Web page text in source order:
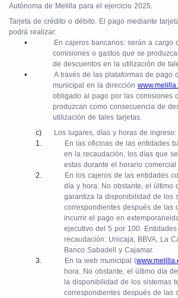
Autónoma de Melilla para el ejercicio 2025.
Tarjeta de crédito o débito. El pago mediante
podrá realizar:
•
En cajeros bancarios: serán a
comisiones o gastos que se
de descuentos en la utilización de
•
A través de las plataformas de pago
municipal en la dirección
obligado al pago por las comisiones
produzcan como consecuencia de
utilización de tales tarjetas.
c)
Los lugares, días y horas de ingreso:
1.
En las oficinas de las entidades
en la recaudación, los días que
estas durante el horario comercial
2.
En los cajeros de las entidades
día y hora. No obstante, el último
garantiza la disponibilidad de los
correspondientes después de las
incurrir el pago en
ejecutivo del 5 por 100.
recaudación: Unicaja, BBVA, La
Banco Sabadell y Cajamar.
3.
En la web municipal (
hora. No obstante, el último día
la disponibilidad de los sistemas
correspondientes después de las